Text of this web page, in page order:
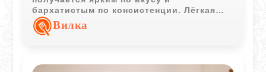
бархатистым по консистенции. Лёгкая
сливочная нотка делает блюдо более
сбалансированным и выразительным.
Вилка